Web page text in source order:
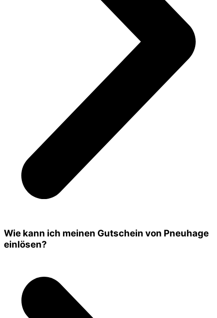
Wie kann ich meinen Gutschein von Pneuhage
einlösen?